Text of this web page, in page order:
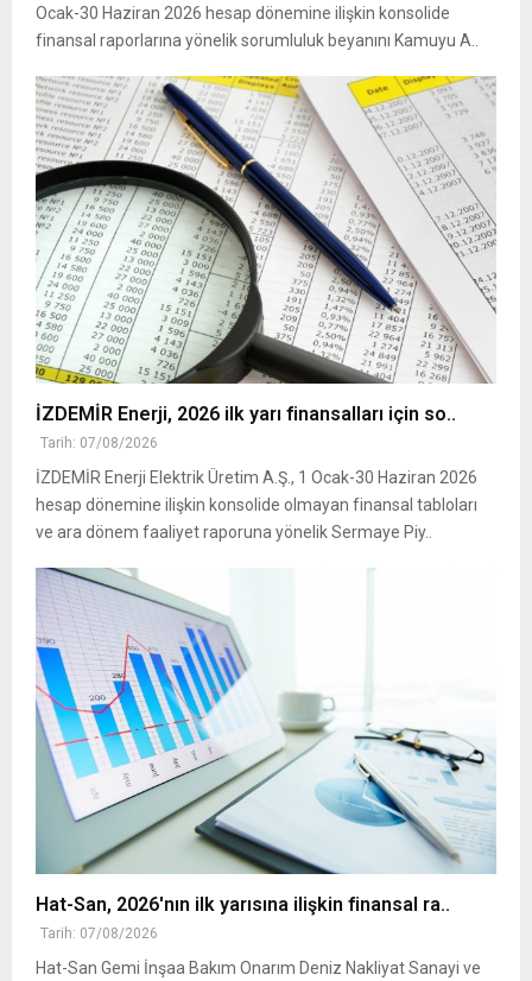
Ocak-30 Haziran 2026 hesap dönemine ilişkin konsolide
finansal raporlarına yönelik sorumluluk beyanını Kamuyu A..
İZDEMİR Enerji, 2026 ilk yarı finansalları için so..
Tarih: 07/08/2026
İZDEMİR Enerji Elektrik Üretim A.Ş., 1 Ocak-30 Haziran 2026
hesap dönemine ilişkin konsolide olmayan finansal tabloları
ve ara dönem faaliyet raporuna yönelik Sermaye Piy..
Hat-San, 2026'nın ilk yarısına ilişkin finansal ra..
Tarih: 07/08/2026
Hat-San Gemi İnşaa Bakım Onarım Deniz Nakliyat Sanayi ve